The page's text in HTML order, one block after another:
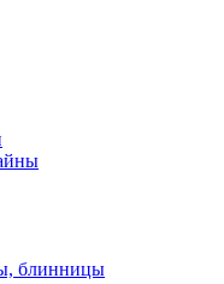
блинницы